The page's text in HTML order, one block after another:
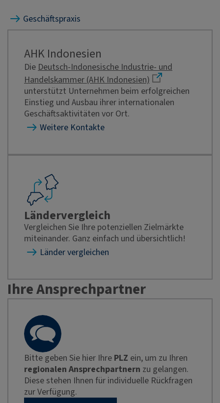
Geschäftspraxis
AHK Indonesien
Die Deutsch-Indonesische Industrie- und
Handelskammer (AHK Indonesien)
unterstützt Unternehmen beim erfolgreichen
Einstieg und Ausbau ihrer internationalen
Geschäftsaktivitäten vor Ort.
Weitere Kontakte
Ländervergleich
Vergleichen Sie Ihre potenziellen Zielmärkte
miteinander. Ganz einfach und übersichtlich!
Länder vergleichen
Ihre Ansprechpartner
Bitte geben Sie hier Ihre PLZ ein, um zu Ihren
regionalen Ansprechpartnern zu gelangen.
Diese stehen Ihnen für individuelle Rückfragen
zur Verfügung.